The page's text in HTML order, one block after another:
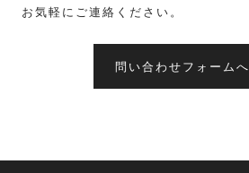
お気軽にご連絡ください。
問い合わせフォームへ